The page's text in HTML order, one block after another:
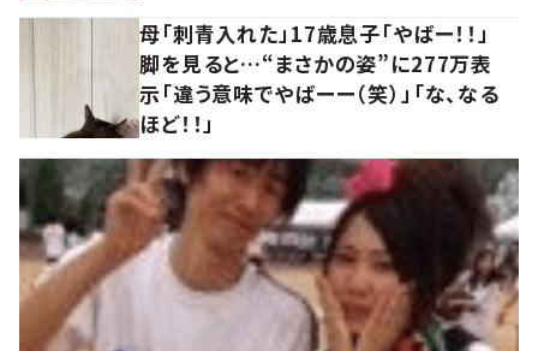
母「刺青入れた」17歳息子「やばー！！」
脚を見ると…“まさかの姿”に277万表
示「違う意味でやばーー（笑）」「な、なる
ほど！！」